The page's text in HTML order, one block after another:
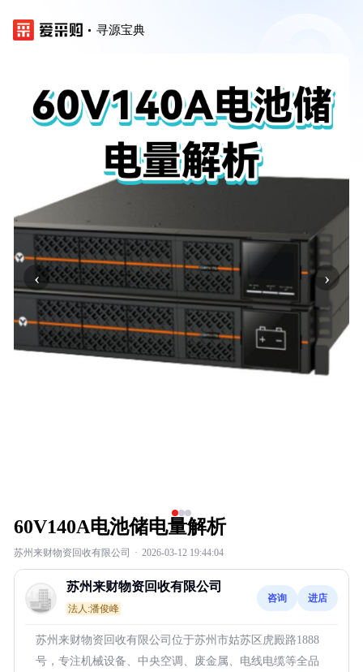
寻源宝典
‹ ›
60V140A电池储电量解析
苏州来财物资回收有限公司 · 2026-03-12 19:44:04
苏州来财物资回收有限公司
法人:潘俊峰
咨询 进店
苏州来财物资回收有限公司位于苏州市姑苏区虎殿路1888
号，专注机械设备、中央空调、废金属、电线电缆等全品